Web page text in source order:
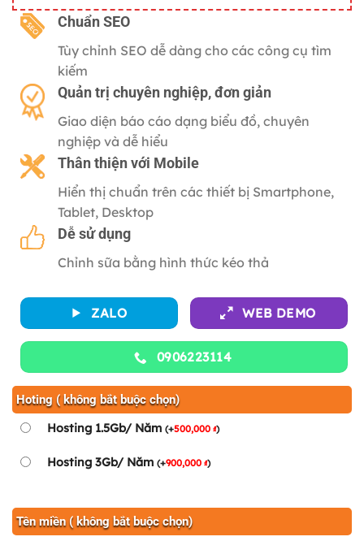
2,500,000 ₫.
là:
500,000 ₫.
Chuẩn SEO
Tùy chỉnh SEO dễ dàng cho các công cụ tìm
kiếm
Quản trị chuyên nghiệp, đơn giản
Giao diện báo cáo dạng biểu đồ, chuyên
nghiệp và dễ hiểu
Thân thiện với Mobile
Hiển thị chuẩn trên các thiết bị Smartphone,
Tablet, Desktop
Dễ sử dụng
Chỉnh sữa bằng hình thức kéo thả
ZALO WEB DEMO
0906223114
Hoting ( không bắt buộc chọn)
Hosting 1.5Gb/ Năm (+500,000 ₫)
Hosting 3Gb/ Năm (+900,000 ₫)
Tên miền ( không bắt buộc chọn)